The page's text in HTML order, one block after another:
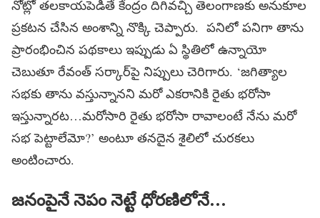
నోట్లో తలకాయపెడితే కేంద్రం దిగివచ్చి తెలంగాణకు అనుకూల
ప్రకటన చేసిన అంశాన్ని నొక్కి చెప్పారు. పనిలో పనిగా తాను
ప్రారంభించిన పథకాలు ఇప్పుడు ఏ స్థితిలో ఉన్నాయో
చెబుతూ రేవంత్‌ సర్కార్‌పై నిప్పులు చెరిగారు. ‘జగిత్యాల
సభకు తాను వస్తున్నానని మరో ఎకరానికి రైతు భరోసా
ఇస్తున్నారట…మరోసారి రైతు భరోసా రావాలంటే నేను మరో
సభ పెట్టాలేమో?’ అంటూ తనదైన శైలిలో చురకలు
అంటించారు.
జనంపైనే నెపం నెట్టే ధోరణిలోనే…